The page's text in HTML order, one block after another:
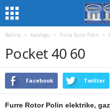
Ballina Katalogu Furra Buke Polin
Pocket 40 60
Facebook Twitter
Furre Rotor Polin elektrike,